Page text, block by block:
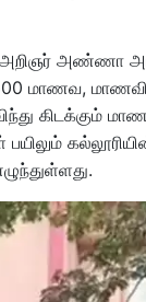
அண்ணா
மாணவ,